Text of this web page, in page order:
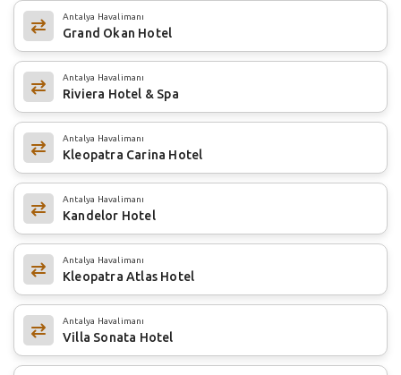
Antalya Havalimanı
Grand Okan Hotel
Antalya Havalimanı
Riviera Hotel & Spa
Antalya Havalimanı
Kleopatra Carina Hotel
Antalya Havalimanı
Kandelor Hotel
Antalya Havalimanı
Kleopatra Atlas Hotel
Antalya Havalimanı
Villa Sonata Hotel